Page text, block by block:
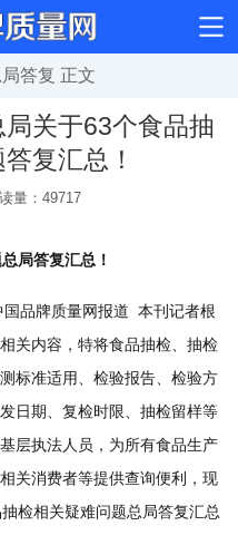
答复 正文
关于63个食品抽
复汇总！
量： 49717
局答复汇总！
品牌质量网报道 本刊记者根
关内容，特将食品抽检、抽检
标准适用、检验报告、检验方
日期、复检时限、抽检留样等
层执法人员，为所有食品生产
关消费者等提供查询便利，现
检相关疑难问题总局答复汇总